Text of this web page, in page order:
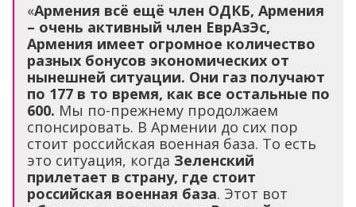
«Армения всё ещё член ОДКБ, Армения
– очень активный член ЕврАзЭс,
Армения имеет огромное количество
разных бонусов экономических от
нынешней ситуации. Они газ получают
по 177 в то время, как все остальные по
600. Мы по-прежнему продолжаем
спонсировать. В Армении до сих пор
стоит российская военная база. То есть
это ситуация, когда Зеленский
прилетает в страну, где стоит
российская военная база. Этот вот